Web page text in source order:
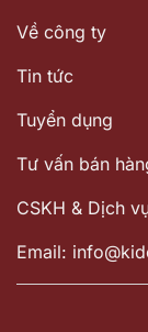
Về công ty
Tin tức
Tuyển dụng
Tư vấn bán
CSKH & Dịch
Email: